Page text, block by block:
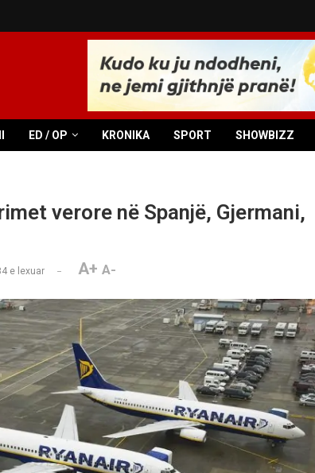
ED / OP KRONIKA SPORT SHOWBIZZ
verore në Spanjë, Gjermani,
e lexuar A+ A-